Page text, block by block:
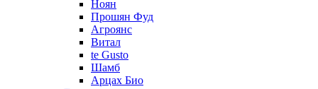
Ноян
Прошян Фуд
Агроянс
Витал
te Gusto
Шамб
Арцах Био